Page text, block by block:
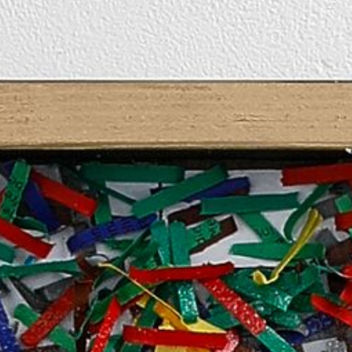
LOGOPÄDENSCHULE